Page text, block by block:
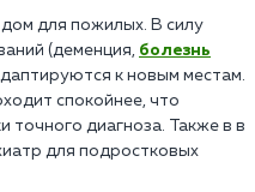
для пожилых. В силу
(деменция, болезнь
к новым местам.
спокойнее, что
точного диагноза. Также в в
для подростковых